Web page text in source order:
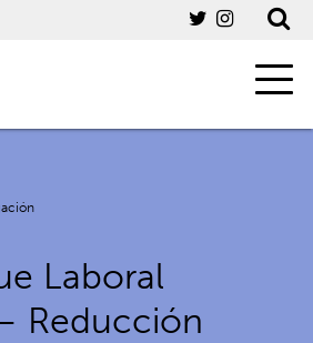
Laboral
Reducción